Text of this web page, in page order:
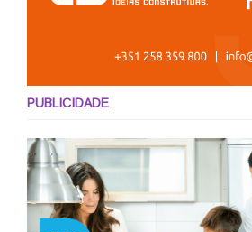
PUBLICIDADE